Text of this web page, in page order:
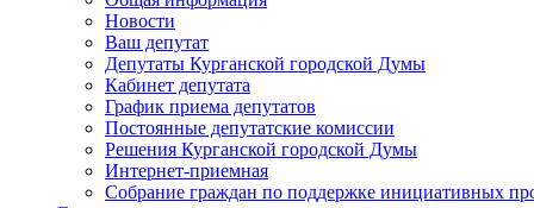
Новости
Ваш депутат
Депутаты Курганской городской Думы
Кабинет депутата
График приема депутатов
Постоянные депутатские комиссии
Решения Курганской городской Думы
Интернет-приемная
Собрание граждан по поддержке инициативных